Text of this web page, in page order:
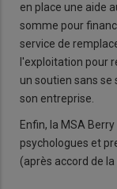
en place une aide
somme pour
service de
l'exploitation pour
un soutien sans
son entreprise.
Enfin, la MSA
psychologues et
(après accord de la